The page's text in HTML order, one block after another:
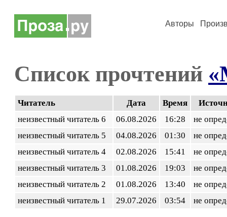
Авторы
Список прочтений
Читатель Дата Время
неизвестный читатель 6
06.08.2026 16:28
не
неизвестный читатель 5
04.08.2026 01:30
не
неизвестный читатель 4
02.08.2026 15:41
не
неизвестный читатель 3
01.08.2026 19:03
не
неизвестный читатель 2
01.08.2026 13:40
не
неизвестный читатель 1
29.07.2026 03:54 не